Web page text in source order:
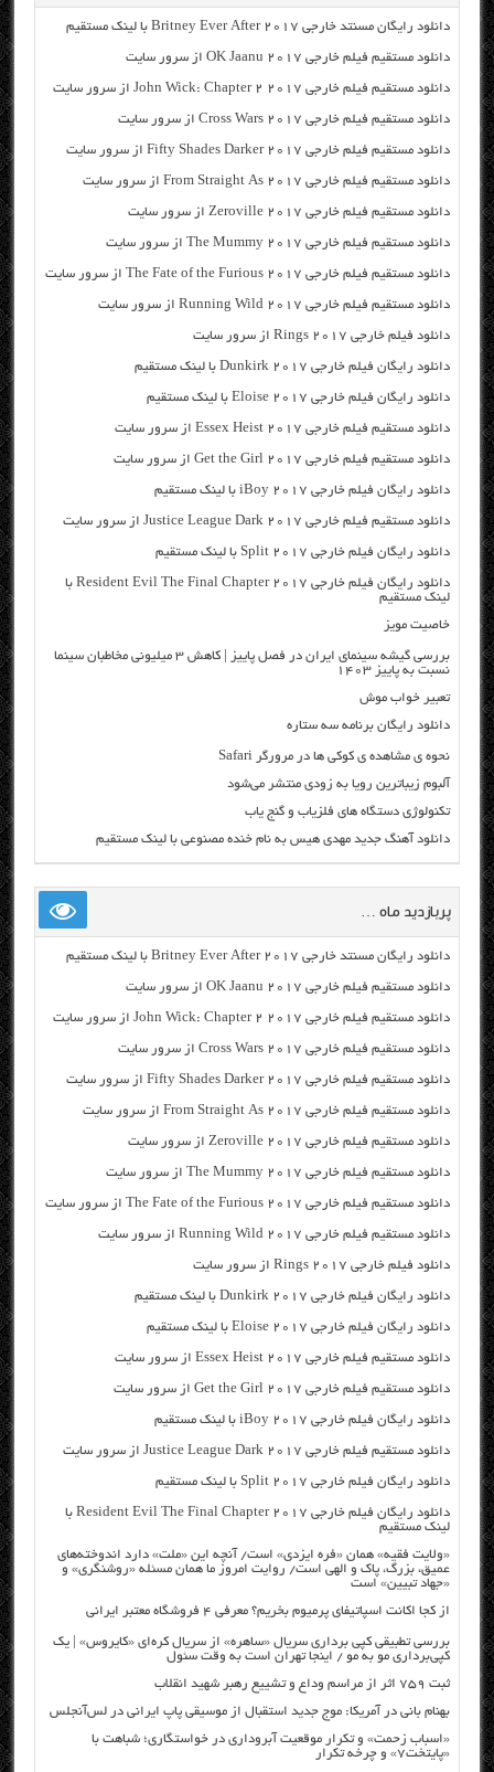
دانلود رایگان مسنتد خارجی Britney Ever After 2017 با لینک مستقیم
دانلود مستقیم فیلم خارجی OK Jaanu 2017 از سرور سایت
دانلود مستقیم فیلم خارجی John Wick: Chapter 2 2017 از سرور سایت
دانلود مستقیم فیلم خارجی Cross Wars 2017 از سرور سایت
دانلود مستقیم فیلم خارجی Fifty Shades Darker 2017 از سرور سایت
دانلود مستقیم فیلم خارجی From Straight As 2017 از سرور سایت
دانلود مستقیم فیلم خارجی Zeroville 2017 از سرور سایت
دانلود مستقیم فیلم خارجی The Mummy 2017 از سرور سایت
دانلود مستقیم فیلم خارجی The Fate of the Furious 2017 از سرور سایت
دانلود مستقیم فیلم خارجی Running Wild 2017 از سرور سایت
دانلود فیلم خارجی Rings 2017 از سرور سایت
دانلود رایگان فیلم خارجی Dunkirk 2017 با لینک مستقیم
دانلود رایگان فیلم خارجی Eloise 2017 با لینک مستقیم
دانلود مستقیم فیلم خارجی Essex Heist 2017 از سرور سایت
دانلود مستقیم فیلم خارجی Get the Girl 2017 از سرور سایت
دانلود رایگان فیلم خارجی iBoy 2017 با لینک مستقیم
دانلود مستقیم فیلم خارجی Justice League Dark 2017 از سرور سایت
دانلود رایگان فیلم خارجی Split 2017 با لینک مستقیم
دانلود رایگان فیلم خارجی Resident Evil The Final Chapter 2017 با
لینک مستقیم
خاصیت مویز
بررسی گیشه سینمای ایران در فصل پاییز | کاهش ۳ میلیونی مخاطبان سینما
نسبت به پاییز ۱۴۰۳
تعبیر خواب موش
دانلود رایگان برنامه سه ستاره
نحوه ی مشاهده ی کوکی ها در مرورگر Safari
آلبوم زیباترین رویا به زودی منتشر می‌شود
تکنولوژی دستگاه های فلزیاب و گنج یاب
دانلود آهنگ جدید مهدی هیس به نام خنده مصنوعی با لینک مستقیم
پربازدید ماه …
دانلود رایگان مسنتد خارجی Britney Ever After 2017 با لینک مستقیم
دانلود مستقیم فیلم خارجی OK Jaanu 2017 از سرور سایت
دانلود مستقیم فیلم خارجی John Wick: Chapter 2 2017 از سرور سایت
دانلود مستقیم فیلم خارجی Cross Wars 2017 از سرور سایت
دانلود مستقیم فیلم خارجی Fifty Shades Darker 2017 از سرور سایت
دانلود مستقیم فیلم خارجی From Straight As 2017 از سرور سایت
دانلود مستقیم فیلم خارجی Zeroville 2017 از سرور سایت
دانلود مستقیم فیلم خارجی The Mummy 2017 از سرور سایت
دانلود مستقیم فیلم خارجی The Fate of the Furious 2017 از سرور سایت
دانلود مستقیم فیلم خارجی Running Wild 2017 از سرور سایت
دانلود فیلم خارجی Rings 2017 از سرور سایت
دانلود رایگان فیلم خارجی Dunkirk 2017 با لینک مستقیم
دانلود رایگان فیلم خارجی Eloise 2017 با لینک مستقیم
دانلود مستقیم فیلم خارجی Essex Heist 2017 از سرور سایت
دانلود مستقیم فیلم خارجی Get the Girl 2017 از سرور سایت
دانلود رایگان فیلم خارجی iBoy 2017 با لینک مستقیم
دانلود مستقیم فیلم خارجی Justice League Dark 2017 از سرور سایت
دانلود رایگان فیلم خارجی Split 2017 با لینک مستقیم
دانلود رایگان فیلم خارجی Resident Evil The Final Chapter 2017 با
لینک مستقیم
«ولایت فقیه» همان «فره ایزدی» است/ آنچه این «ملت» دارد اندوخته‌های
عمیق، بزرگ، پاک و الهی است/ روایت امروز ما همان مسئله «روشنگری» و
«جهاد تبیین» است
از کجا اکانت اسپاتیفای پرمیوم بخریم؟ معرفی ۴ فروشگاه معتبر ایرانی
بررسی تطبیقی کپی برداری سریال «ساهره» از سریال کره‌ای «کایروس» | یک
کپی‌برداری مو به مو / اینجا تهران است به وقت سئول
ثبت ۷۵۹ اثر از مراسم وداع و تشییع رهبر شهید انقلاب
بهنام بانی در آمریکا: موج جدید استقبال از موسیقی پاپ ایرانی در لس‌آنجلس
«اسباب زحمت» و تکرار موقعیت آبروداری در خواستگاری؛ شباهت با
«پایتخت۷» و چرخه تکرار